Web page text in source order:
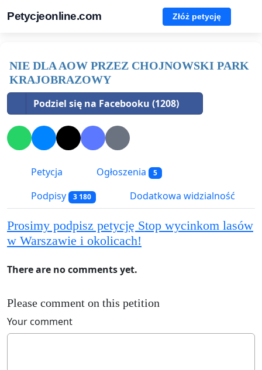
Petycjeonline.com Złóż petycję
NIE DLA AOW PRZEZ CHOJNOWSKI PARK
KRAJOBRAZOWY
Podziel się na Facebooku (1208)
Petycja Ogłoszenia 5
Podpisy 3 180 Dodatkowa widzialność
Prosimy podpisz petycję Stop wycinkom lasów
w Warszawie i okolicach!
There are no comments yet.
Please comment on this petition
Your comment